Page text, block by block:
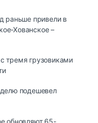
раньше привели в
Хованское –
тремя грузовиками
подешевел
обновляют 65-